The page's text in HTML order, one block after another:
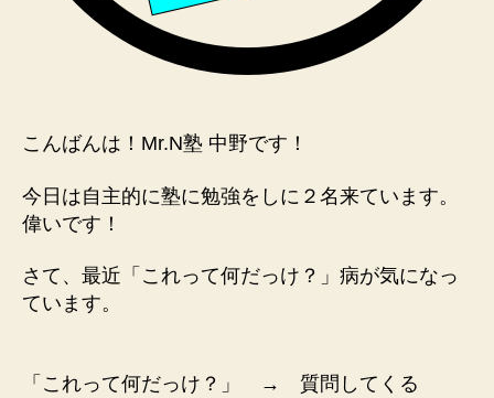
こんばんは！Mr.N塾 中野です！
今日は自主的に塾に勉強をしに２名来ています。
偉いです！
さて、最近「これって何だっけ？」病が気になっ
ています。
「これって何だっけ？」 → 質問してくる